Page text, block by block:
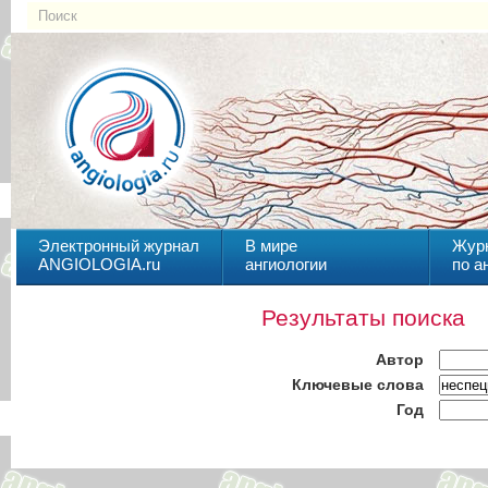
Электронный журнал
ANGIOLOGIA.ru
В мире
ангиологии
по
Результаты поиска
Автор
Ключевые слова
Год